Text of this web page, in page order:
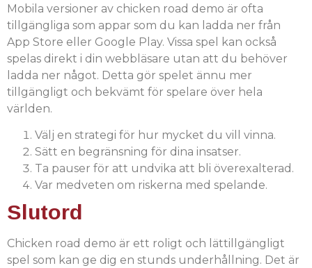
Mobila versioner av chicken road demo är ofta
tillgängliga som appar som du kan ladda ner från
App Store eller Google Play. Vissa spel kan också
spelas direkt i din webbläsare utan att du behöver
ladda ner något. Detta gör spelet ännu mer
tillgängligt och bekvämt för spelare över hela
världen.
Välj en strategi för hur mycket du vill vinna.
Sätt en begränsning för dina insatser.
Ta pauser för att undvika att bli överexalterad.
Var medveten om riskerna med spelande.
Slutord
Chicken road demo är ett roligt och lättillgängligt
spel som kan ge dig en stunds underhållning. Det är